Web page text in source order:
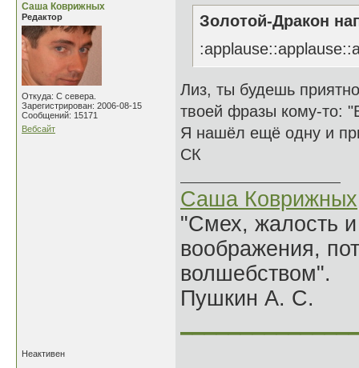
Саша Коврижных
Редактор
Откуда: С севера.
Зарегистрирован: 2006-08-15
Сообщений: 15171
Вебсайт
Золотой-Дракон
Лиз, ты будешь
твоей фразы кому-то:
Я нашёл ещё одну и
СК
Саша Коврижных
"Смех, жалость
воображения,
волшебством".
Пушкин А. С.
Неактивен